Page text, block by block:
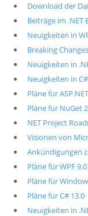
Download der
Beiträge im .NET
Neuigkeiten in
Breaking
Neuigkeiten in
Neuigkeiten in
Pläne für
Pläne für NuGet
NET Project
Visionen von
Ankündigungen
Pläne für WPF 9.0
Pläne für
Pläne für C# 13.0
Neuigkeiten in